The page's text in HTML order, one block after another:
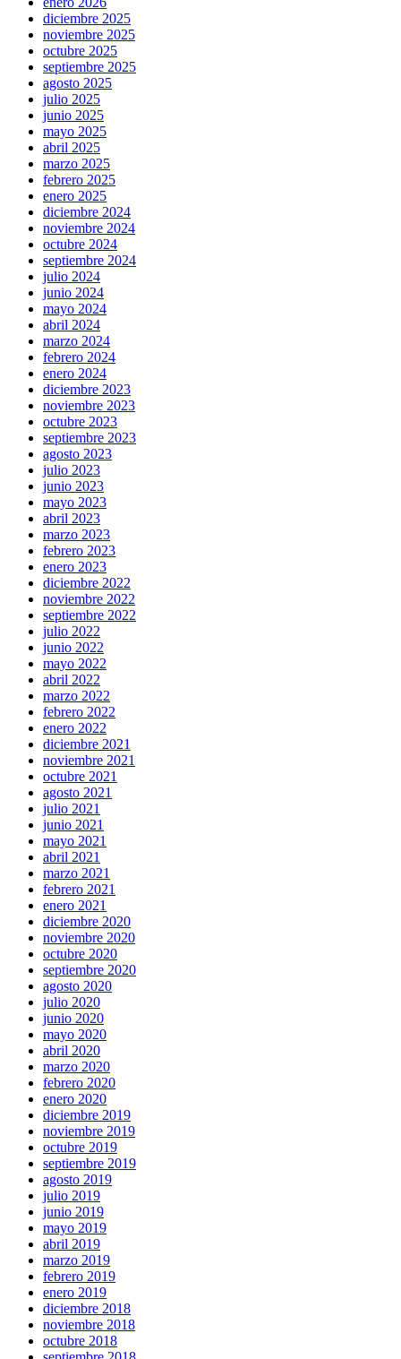
diciembre 2025
noviembre 2025
octubre 2025
septiembre 2025
agosto 2025
julio 2025
junio 2025
mayo 2025
abril 2025
marzo 2025
febrero 2025
enero 2025
diciembre 2024
noviembre 2024
octubre 2024
septiembre 2024
julio 2024
junio 2024
mayo 2024
abril 2024
marzo 2024
febrero 2024
enero 2024
diciembre 2023
noviembre 2023
octubre 2023
septiembre 2023
agosto 2023
julio 2023
junio 2023
mayo 2023
abril 2023
marzo 2023
febrero 2023
enero 2023
diciembre 2022
noviembre 2022
septiembre 2022
julio 2022
junio 2022
mayo 2022
abril 2022
marzo 2022
febrero 2022
enero 2022
diciembre 2021
noviembre 2021
octubre 2021
agosto 2021
julio 2021
junio 2021
mayo 2021
abril 2021
marzo 2021
febrero 2021
enero 2021
diciembre 2020
noviembre 2020
octubre 2020
septiembre 2020
agosto 2020
julio 2020
junio 2020
mayo 2020
abril 2020
marzo 2020
febrero 2020
enero 2020
diciembre 2019
noviembre 2019
octubre 2019
septiembre 2019
agosto 2019
julio 2019
junio 2019
mayo 2019
abril 2019
marzo 2019
febrero 2019
enero 2019
diciembre 2018
noviembre 2018
octubre 2018